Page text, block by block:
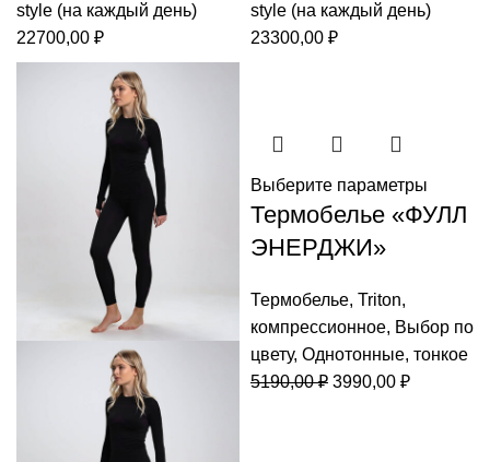
style (на каждый день)
22700,00 ₽
style (на каждый день)
23300,00 ₽
Выберите параметры
Термобелье «ФУЛЛ
ЭНЕРДЖИ»
Термобелье, Triton,
компрессионное, Выбор по
цвету, Однотонные, тонкое
5190,00₽ Первоначальная
3990,00 ₽Текущая